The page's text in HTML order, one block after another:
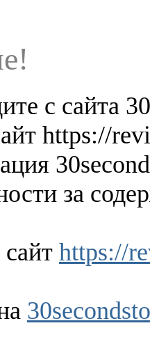
с сайта
https://
за
https://